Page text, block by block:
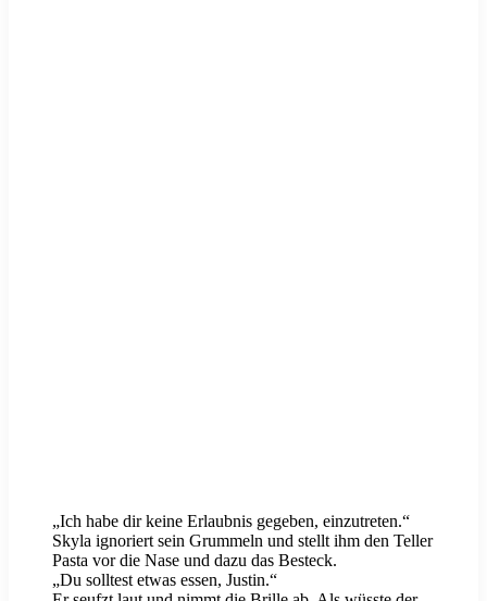
„Ich habe dir keine Erlaubnis gegeben, einzutreten.“
Skyla ignoriert sein Grummeln und stellt ihm den Teller
Pasta vor die Nase und dazu das Besteck.
„Du solltest etwas essen, Justin.“